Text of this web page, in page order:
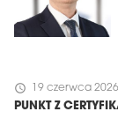
schedule 19 czerwca 2026
PUNKT Z